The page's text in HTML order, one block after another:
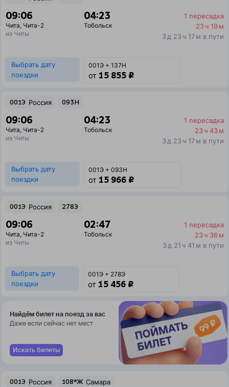
09:06
Чита, Чита-2
из Читы
04:23
Тобольск
1 пересадка
23 ч 19 м
3 д 23 ч 17 м в пути
Выбрать дату
поездки
001Э + 137Н
от 15 855 ₽
001Э Россия 093Н
09:06
Чита, Чита-2
из Читы
04:23
Тобольск
1 пересадка
23 ч 43 м
3 д 23 ч 17 м в пути
Выбрать дату
поездки
001Э + 093Н
от 15 966 ₽
001Э Россия 278Э
09:06
Чита, Чита-2
из Читы
02:47
Тобольск
1 пересадка
23 ч 36 м
3 д 21 ч 41 м в пути
Выбрать дату
поездки
001Э + 278Э
от 15 456 ₽
Найдём билет на поезд за вас
Даже если сейчас нет мест
Искать билеты
001Э Россия 108*Ж Самара